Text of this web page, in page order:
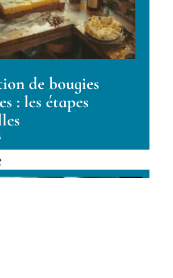
de bougies
: les étapes